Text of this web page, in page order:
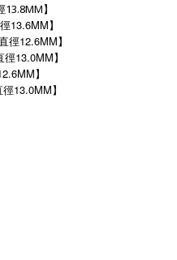
13.8MM 】
13.6MM 】
徑12.6MM 】
徑13.0MM 】
】
徑13.0MM 】